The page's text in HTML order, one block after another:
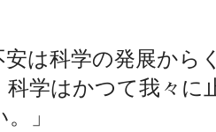
安は科学の発展か
科学はかつて我々
」